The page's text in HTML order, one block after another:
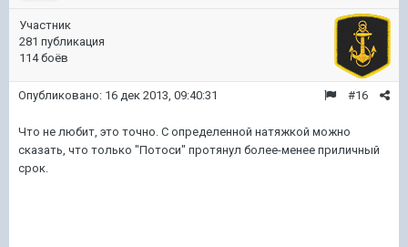
Участник
281 публикация
114 боёв
#16
Опубликовано: 16 дек 2013, 09:40:31
Что не любит, это точно. С определенной натяжкой можно
сказать, что только "Потоси" протянул более-менее приличный
срок.